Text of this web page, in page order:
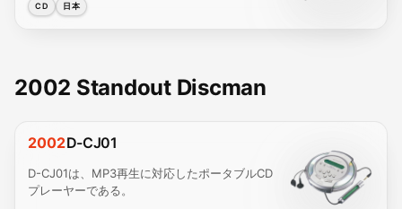
CD 日本
2002 Standout Discman
2002D-CJ01
D-CJ01は、MP3再生に対応したポータブルCD
プレーヤーである。